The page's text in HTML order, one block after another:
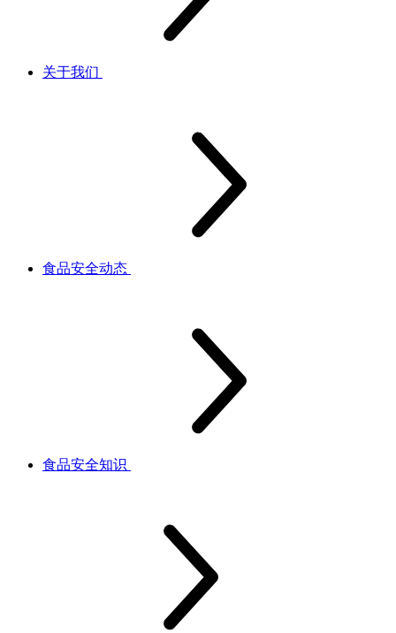
关于我们
食品安全动态
食品安全知识